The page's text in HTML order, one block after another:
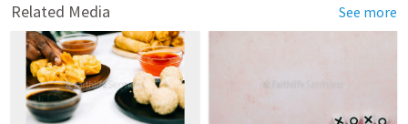
Related Media See more